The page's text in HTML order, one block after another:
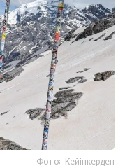
Фото: Кейіпкерден